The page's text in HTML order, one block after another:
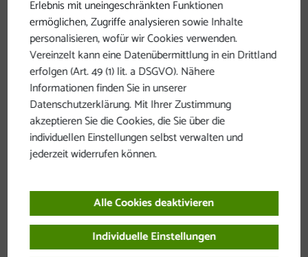
Garderobe von Verschmutzungen reinigen. Im
Restaurant ist Ihr Hund natürlich ebenfalls herzlich
willkommen.
Pro Nacht werden EUR 12,- pro Hund verrechnet;
ohne Futter.
Unser Spezialangebot für Hund und Herrchen: Bei
mindestens 4 Übernachtungen mit erweiterter
Halbpension im Sporthotel Parcours ist im Zeitraum
Mitnahme eines Hundes pro Person im Hotel GRATIS.
Erlebnis mit uneingeschränkten Funktionen
ermöglichen, Zugriffe analysieren sowie Inhalte
personalisieren, wofür wir Cookies verwenden.
Vereinzelt kann eine Datenübermittlung in ein Drittland
erfolgen (Art. 49 (1) lit. a DSGVO). Nähere
Informationen finden Sie in unserer
Datenschutzerklärung. Mit Ihrer Zustimmung
akzeptieren Sie die Cookies, die Sie über die
individuellen Einstellungen selbst verwalten und
jederzeit widerrufen können.
Alle Cookies deaktivieren
Individuelle Einstellungen